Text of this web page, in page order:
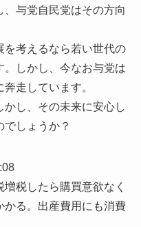
与党自民党はその方向
を考えるなら若い世代の
しかし、今なお与党は
走しています。
し、その未来に安心し
しょうか？
税したら購買意欲なく
かる。出産費用にも消費